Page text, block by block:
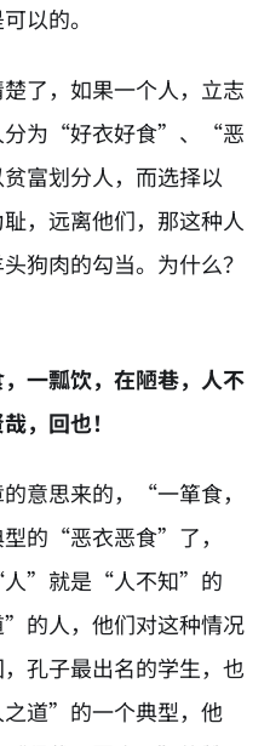
以的。
了，如果一个人，立志
分为“好衣好食”、“恶
富划分人，而选择以
，远离他们，那这种人
狗肉的勾当。为什么？
一瓢饮，在陋巷，人不
，回也！
意思来的，“一箪食，
的“恶衣恶食”了，
人”就是“人不知”的
的人，他们对这种情况
孔子最出名的学生，也
道”的一个典型，他